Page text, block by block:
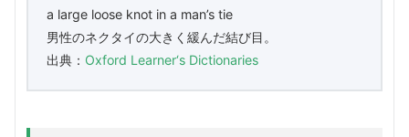
a large loose knot in a man’s tie
男性のネクタイの大きく緩んだ結び目。
出典： Oxford Learner‘s Dictionaries